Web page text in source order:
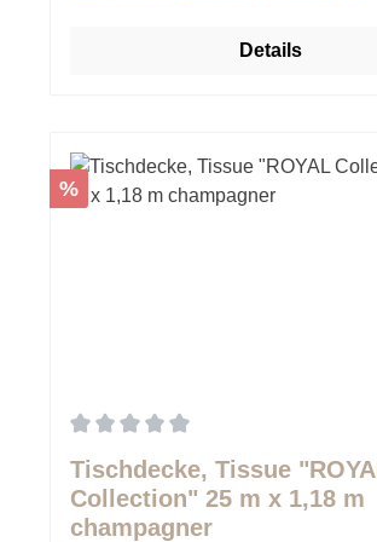
Details
Rabatt
%
Tischdecke, Tissue
Collection" 25 m x 1,18 m
champagner